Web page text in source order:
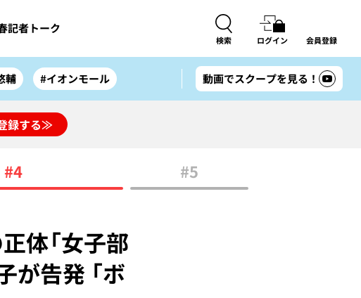
記者トーク
検索 ログイン 会員登録
輔 #イオンモール 動画でスクープを見る！
録する≫
#4 #5
体「女子部
が告発 「ボ